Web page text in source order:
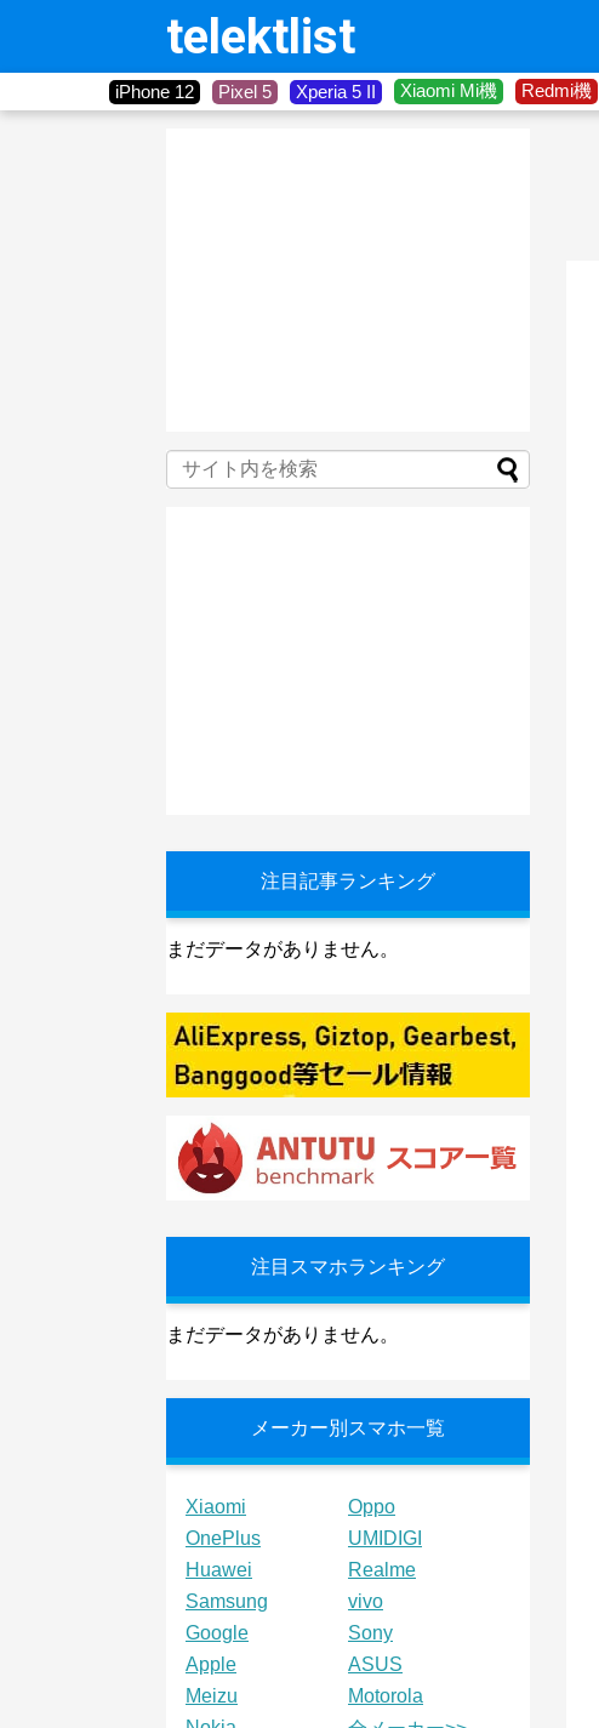
telektlist
iPhone 12 Pixel 5 Xperia 5 II Xiaomi Mi機 Redmi機
注目記事ランキング
まだデータがありません。
注目スマホランキング
まだデータがありません。
メーカー別スマホ一覧
Xiaomi
Oppo
OnePlus
UMIDIGI
Huawei
Realme
Samsung
vivo
Google
Sony
Apple
ASUS
Meizu
Motorola